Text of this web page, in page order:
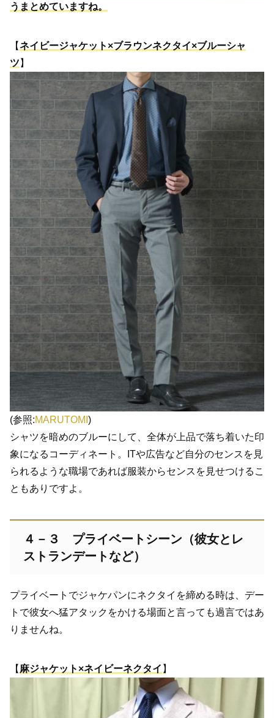
うまとめていますね。
【ネイビージャケット×ブラウンネクタイ×ブルーシャ
ツ 】
(参照:MARUTOMI )
シャツを暗めのブルーにして、全体が上品で落ち着いた印
象になるコーディネート。ITや広告など自分のセンスを見
られるような職場であれば服装からセンスを見せつけるこ
ともありですよ。
４－３ プライベートシーン（彼女とレ
ストランデートなど）
プライベートでジャケパンにネクタイを締める時は、デー
トで彼女へ猛アタックをかける場面と言っても過言ではあ
りませんね。
【 麻ジャケット×ネイビーネクタイ 】